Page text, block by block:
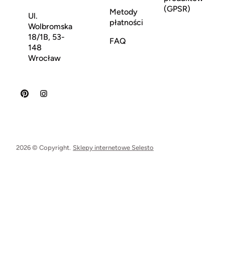
Ul.
Wolbromska
18/1B, 53-
148
Wrocław
Metody
płatności
FAQ
(GPSR)
2026 © Copyright. Sklepy internetowe Selesto